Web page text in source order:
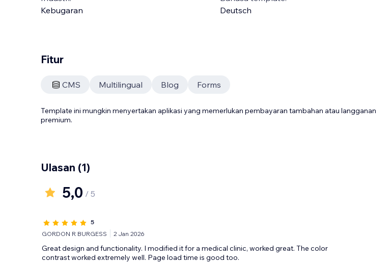
Kebugaran
Deutsch
Fitur
CMS Multilingual Blog Forms
Template ini mungkin menyertakan aplikasi yang memerlukan pembayaran tambahan atau langganan
premium.
Ulasan (1)
5,0 / 5
5
GORDON R BURGESS
2 Jan 2026
Great design and functionality. I modified it for a medical clinic, worked great. The color
contrast worked extremely well. Page load time is good too.